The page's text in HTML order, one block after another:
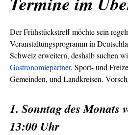
Der Frühstückstreff möchte sein
Veranstaltungsprogramm in
Schweiz erweitern, deshalb suchen
Gastronomiepartner, Sport- und
Gemeinden, und Landkreisen.
1. Sonntag des Monats
13:00 Uhr